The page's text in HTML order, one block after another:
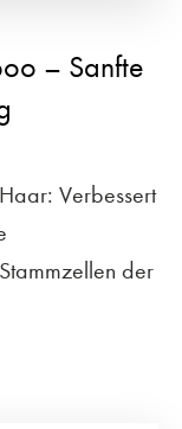
– Sanfte
Verbessert
der